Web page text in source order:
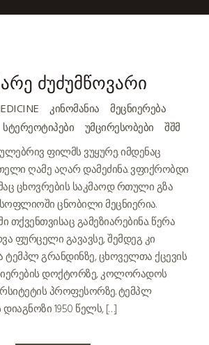
ძუძუმწოვარი
ᲙᲘᲜᲝᲛᲐᲜᲘᲐ
ᲛᲔᲪᲜᲘᲔᲠᲔᲑᲐ
ᲡᲢᲔᲠᲔᲝᲢᲘᲞᲔᲑᲘ ᲣᲛᲪᲘᲠᲔᲡᲝᲑᲔᲑᲘ ᲨᲨᲛ
ფილმს ვუყურე. იმდენაც
ღამე აღარ დამეძინა. ვფიქრობდი
ცხოვრების საკმაოდ რთული გზა
ცნობილი მეცნიერია.
თქვენთვისაც გამეზიარებინა. წერა
ფურცელი გავავსე, შემდეგ კი
ტემპლ გრანდინზე, ცხოველთა ქცევის
დოქტორზე, კოლორადოს
პროფესორზე. ტემპლ
1950 წელს, […]